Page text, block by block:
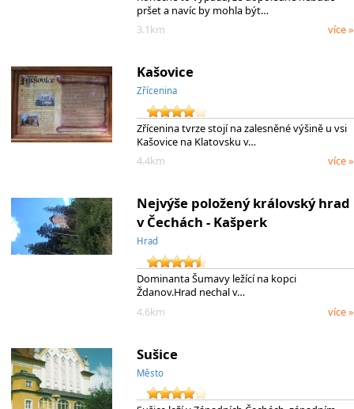
pršet a navíc by mohla být…
3.1km
více »
Kašovice
Zřícenina
Zřícenina tvrze stojí na zalesněné výšině u vsi
Kašovice na Klatovsku v…
4.4km
více »
Nejvýše položený královský hrad
v Čechách - Kašperk
Hrad
Dominanta Šumavy ležící na kopci
Ždanov.Hrad nechal v…
4.6km
více »
Sušice
Město